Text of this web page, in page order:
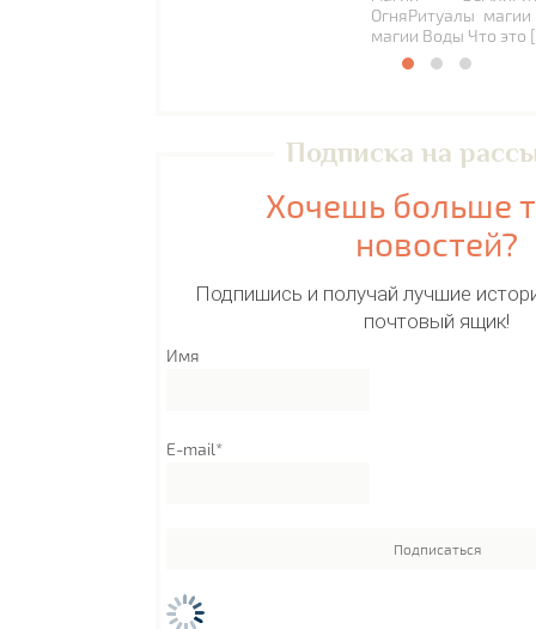
ОгняРитуалы
магии Воды Что это
Подписка на
Хочешь больше
новостей?
Подпишись и получай лучшие
почтовый ящик!
Имя
E-mail*